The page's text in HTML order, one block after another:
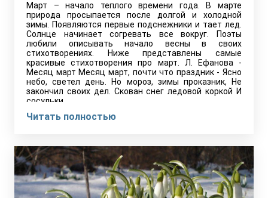
Март – начало теплого времени года. В марте
природа просыпается после долгой и холодной
зимы. Появляются первые подснежники и тает лед.
Солнце начинает согревать все вокруг. Поэты
любили описывать начало весны в своих
стихотворениях. Ниже представлены самые
красивые стихотворения про март. Л. Ефанова -
Месяц март Месяц март, почти что праздник - Ясно
небо, светел день. Но мороз, зимы проказник, Не
закончил своих дел. Скован снег ледовой коркой И
сосульки…
Читать полностью